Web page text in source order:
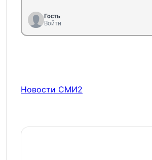
Гость
Войти
Новости СМИ2